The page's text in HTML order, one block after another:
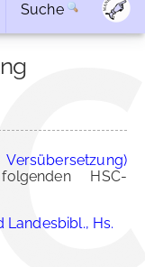
Suche
HSC-
Hs.